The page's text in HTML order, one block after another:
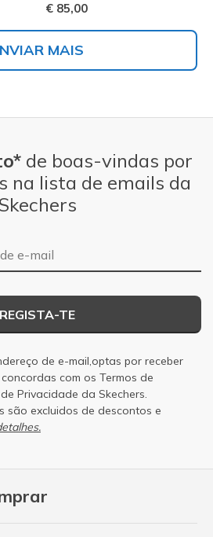
€ 85,00
MAIS
de boas-vindas por
na lista de emails da
Skechers
REGISTA-TE
de e-mail,optas por receber
com os Termos de
Privacidade da Skechers.
são excluidos de descontos e